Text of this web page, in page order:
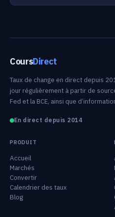
CoursDirect
Taux de change en direct depuis
jour régulièrement à partir de
Fed et la BCE, ainsi que
En direct depuis 2014
PRODUIT
Accueil
Marchés
Convertir
Calendrier des taux
Blog